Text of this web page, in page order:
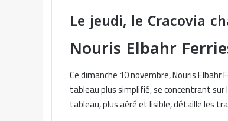
Le jeudi, le Cracovia
Nouris Elbahr
Ce dimanche 10 novembre, Nouris
tableau plus simplifié, se concentrant sur
tableau, plus aéré et lisible, détaille les